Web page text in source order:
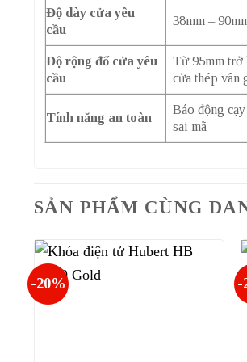
Độ dày cửa yêu
cầu
38mm –
Độ rộng đố cửa yêu
cầu
Từ 95mm trở
cửa thép vân
Tính năng an toàn
Báo động
sai mã
SẢN PHẨM CÙNG
-20% -